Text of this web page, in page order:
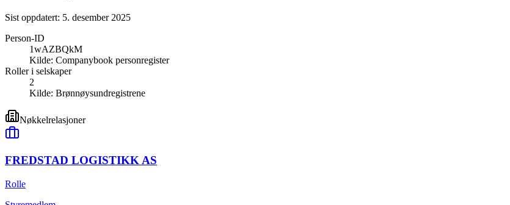
Sist oppdatert: 5. desember 2025
Person-ID
1wAZBQkM
Kilde: Companybook personregister
Roller i selskaper
2
Kilde: Brønnøysundregistrene
Nøkkelrelasjoner
FREDSTAD LOGISTIKK AS
Rolle